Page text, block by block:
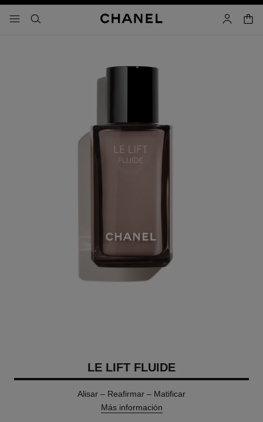
- navegación principal
buscar cuenta
LE LIFT FLUIDE
Alisar – Reafirmar – Matificar
Más información